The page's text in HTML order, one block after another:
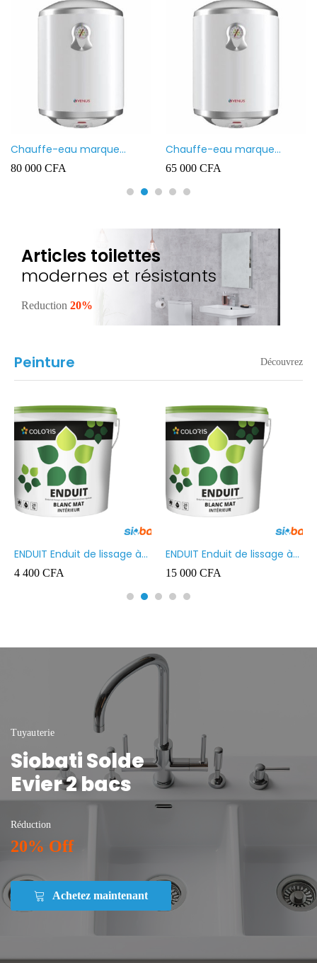
Chauffe-eau marque
VENUS 80L
80 000 CFA
Chauffe-eau marque
VENUS 50L
65 000 CFA
Articles toilettes
modernes et résistants
Reduction 20%
Peinture Découvrez
ENDUIT Enduit de lissage à
base d’émulsion en phase
aqueuse 5kg
4 400 CFA
ENDUIT Enduit de lissage à
base d’émulsion en phase
aqueuse 20kg
15 000 CFA
Tuyauterie
Siobati Solde
Evier 2 bacs
Réduction
20% Off
Achetez maintenant